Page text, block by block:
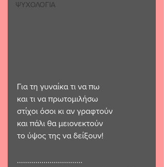
ΨΥΧΟΛΟΓΙΑ
Για τη γυναίκα τι να πω
και τι να πρωτομιλήσω
στίχοι όσοι κι αν γραφτούν
και πάλι θα μειονεκτούν
το ύψος της να δείξουν!
................................